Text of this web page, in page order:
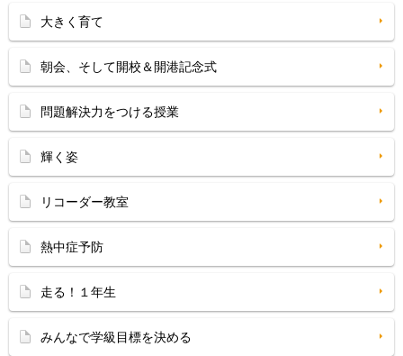
大きく育て
朝会、そして開校＆開港記念式
問題解決力をつける授業
輝く姿
リコーダー教室
熱中症予防
走る！１年生
みんなで学級目標を決める